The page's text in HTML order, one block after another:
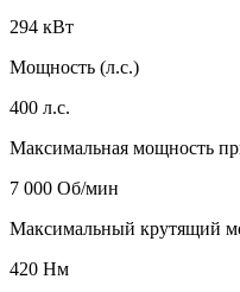
294 кВт
Мощность (л.с.)
400 л.с.
Максимальная мощность
7 000 Об/мин
Максимальный крутящий
420 Нм